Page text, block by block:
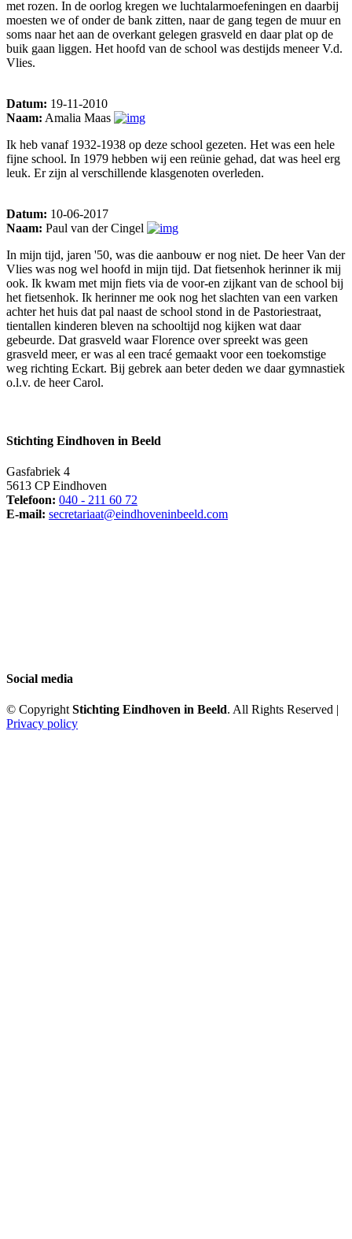
met rozen. In de oorlog kregen we luchtalarmoefeningen en daarbij
moesten we of onder de bank zitten, naar de gang tegen de muur en
soms naar het aan de overkant gelegen grasveld en daar plat op de
buik gaan liggen. Het hoofd van de school was destijds meneer V.d.
Vlies.
Datum: 19-11-2010
Naam: Amalia Maas
Ik heb vanaf 1932-1938 op deze school gezeten. Het was een hele
fijne school. In 1979 hebben wij een reünie gehad, dat was heel erg
leuk. Er zijn al verschillende klasgenoten overleden.
Datum: 10-06-2017
Naam: Paul van der Cingel
In mijn tijd, jaren '50, was die aanbouw er nog niet. De heer Van der
Vlies was nog wel hoofd in mijn tijd. Dat fietsenhok herinner ik mij
ook. Ik kwam met mijn fiets via de voor-en zijkant van de school bij
het fietsenhok. Ik herinner me ook nog het slachten van een varken
achter het huis dat pal naast de school stond in de Pastoriestraat,
tientallen kinderen bleven na schooltijd nog kijken wat daar
gebeurde. Dat grasveld waar Florence over spreekt was geen
grasveld meer, er was al een tracé gemaakt voor een toekomstige
weg richting Eckart. Bij gebrek aan beter deden we daar gymnastiek
o.l.v. de heer Carol.
Stichting Eindhoven in Beeld
Gasfabriek 4
5613 CP Eindhoven
Telefoon: 040 - 211 60 72
E-mail: secretariaat@eindhoveninbeeld.com
Social media
© CopyrightStichting Eindhoven in Beeld. All Rights Reserved |
Privacy policy